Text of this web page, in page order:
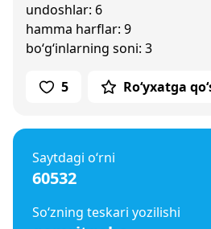
undoshlar: 6
hamma harflar: 9
bo‘g‘inlarning soni: 3
5 Ro‘yxatga
Saytdagi o‘rni
60532
So‘zning teskari yozilishi